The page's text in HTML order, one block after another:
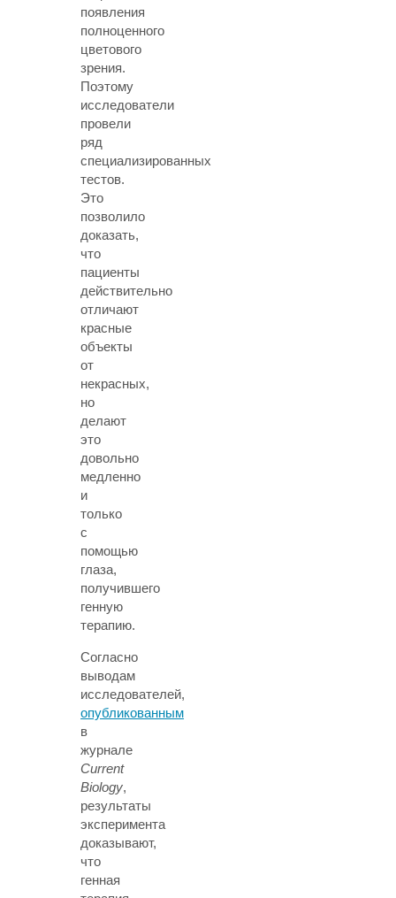
появления
полноценного
цветового
зрения.
Поэтому
исследователи
провели
ряд
специализированных
тестов.
Это
позволило
доказать,
что
пациенты
действительно
отличают
красные
объекты
от
некрасных,
но
делают
это
довольно
медленно
и
только
с
помощью
глаза,
получившего
генную
терапию.
Согласно
выводам
исследователей,
опубликованным
в
журнале
Current
Biology,
результаты
эксперимента
доказывают,
что
генная